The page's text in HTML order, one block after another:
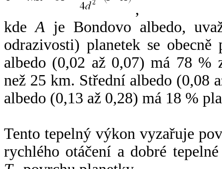
,
kdeA je Bondovo albedo,
odrazivosti) planetek se
albedo (0,02 až 0,07) má 78 %
než 25 km. Střední albedo (0,08
albedo (0,13 až 0,28) má 18 %
Tento tepelný výkon vyzařuje
rychlého otáčení a dobré